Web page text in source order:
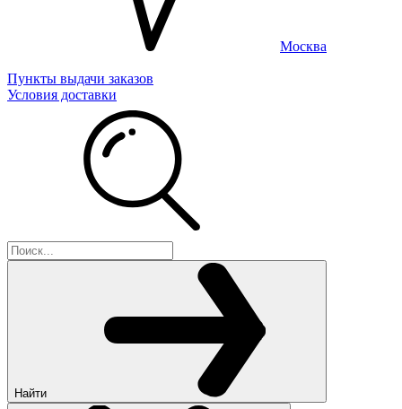
Москва
Пункты выдачи заказов
Условия доставки
Найти